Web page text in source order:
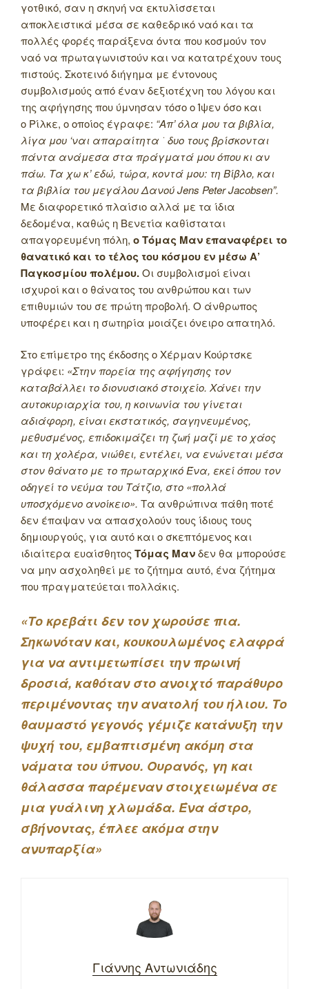
γοτθικό, σαν η σκηνή να εκτυλίσσεται
αποκλειστικά μέσα σε καθεδρικό ναό και τα
πολλές φορές παράξενα όντα που κοσμούν τον
ναό να πρωταγωνιστούν και να κατατρέχουν τους
πιστούς. Σκοτεινό διήγημα με έντονους
συμβολισμούς από έναν δεξιοτέχνη του λόγου και
της αφήγησης που ύμνησαν τόσο ο Ίψεν όσο και
ο Ρίλκε, ο οποίος έγραφε: “Απ’ όλα μου τα βιβλία,
λίγα μου ‘ναι απαραίτητα ͘ δυο τους βρίσκονται
πάντα ανάμεσα στα πράγματά μου όπου κι αν
πάω. Τα χω κ’ εδώ, τώρα, κοντά μου: τη Βίβλο, και
τα βιβλία του μεγάλου Δανού Jens Peter Jacobsen”.
Με διαφορετικό πλαίσιο αλλά με τα ίδια
δεδομένα, καθώς η Βενετία καθίσταται
απαγορευμένη πόλη, ο Τόμας Μαν επαναφέρει το
θανατικό και το τέλος του κόσμου εν μέσω Α’
Παγκοσμίου πολέμου.Οι συμβολισμοί είναι
ισχυροί και ο θάνατος του ανθρώπου και των
επιθυμιών του σε πρώτη προβολή. Ο άνθρωπος
υποφέρει και η σωτηρία μοιάζει όνειρο απατηλό.
Στο επίμετρο της έκδοσης ο Χέρμαν Κούρτσκε
γράφει: «Στην πορεία της αφήγησης τον
καταβάλλει το διονυσιακό στοιχείο. Χάνει την
αυτοκυριαρχία του, η κοινωνία του γίνεται
αδιάφορη, είναι εκστατικός, σαγηνευμένος,
μεθυσμένος, επιδοκιμάζει τη ζωή μαζί με το χάος
και τη χολέρα, νιώθει, εντέλει, να ενώνεται μέσα
στον θάνατο με το πρωταρχικό Ένα, εκεί όπου τον
οδηγεί το νεύμα του Τάτζιο, στο «πολλά
υποσχόμενο ανοίκειο». Τα ανθρώπινα πάθη ποτέ
δεν έπαψαν να απασχολούν τους ίδιους τους
δημιουργούς, για αυτό και ο σκεπτόμενος και
ιδιαίτερα ευαίσθητος Τόμας Μανδεν θα μπορούσε
να μην ασχοληθεί με το ζήτημα αυτό, ένα ζήτημα
που πραγματεύεται πολλάκις.
«Το κρεβάτι δεν τον χωρούσε πια.
Σηκωνόταν και, κουκουλωμένος ελαφρά
για να αντιμετωπίσει την πρωινή
δροσιά, καθόταν στο ανοιχτό παράθυρο
περιμένοντας την ανατολή του ήλιου. Το
θαυμαστό γεγονός γέμιζε κατάνυξη την
ψυχή του, εμβαπτισμένη ακόμη στα
νάματα του ύπνου. Ουρανός, γη και
θάλασσα παρέμεναν στοιχειωμένα σε
μια γυάλινη χλωμάδα. Ένα άστρο,
σβήνοντας, έπλεε ακόμα στην
ανυπαρξία»
Γιάννης Αντωνιάδης